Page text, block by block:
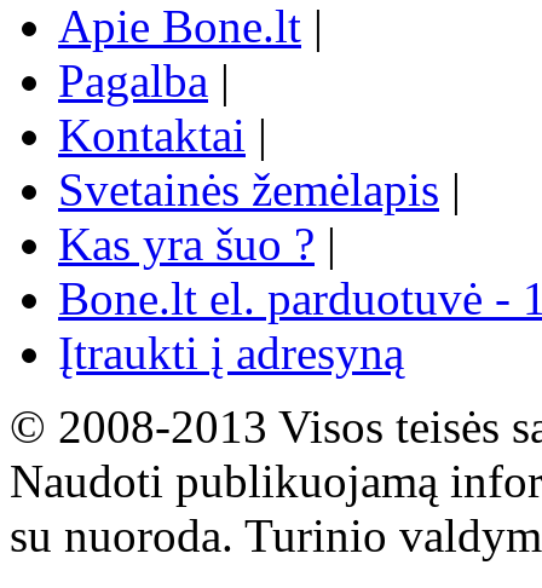
Apie Bone.lt |
Pagalba |
Kontaktai |
Svetainės žemėlapis |
Kas yra šuo ? |
Bone.lt el. parduotuvė -
Įtraukti į adresyną
© 2008-2013 Visos teisės
Naudoti publikuojamą
su nuoroda. Turinio